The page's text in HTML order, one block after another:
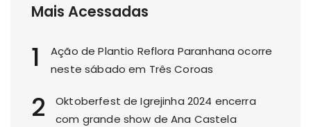
Mais Acessadas
1
Ação de Plantio Reflora Paranhana ocorre
neste sábado em Três Coroas
2
Oktoberfest de Igrejinha 2024 encerra
com grande show de Ana Castela